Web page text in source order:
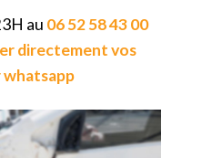
au 06 52 58 43 00
directement vos